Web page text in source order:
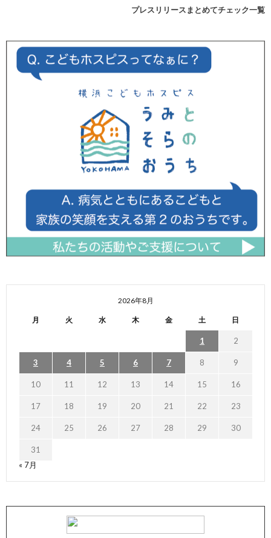
プレスリリースまとめてチェック一覧
2026年8月
月 火 水 木 金 土 日
1 2
3 4 5 6 7 8 9
10 11 12 13 14 15 16
17 18 19 20 21 22 23
24 25 26 27 28 29 30
31
« 7月